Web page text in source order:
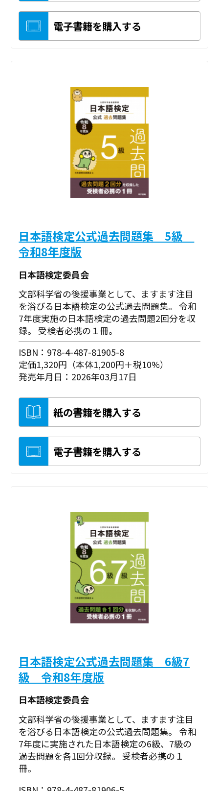
電子書籍を購入する
日本語検定公式過去問題集 5級
令和8年度版
日本語検定委員会
文部科学省の後援事業として、ますます注目
を浴びる日本語検定の公式過去問題集。 令和
7年度実施の日本語検定の過去問題2回分を収
録。 受検者必携の１冊。
ISBN：978-4-487-81905-8
定価1,320円（本体1,200円＋税10%）
発売年月日：2026年03月17日
紙の書籍を購入する
電子書籍を購入する
日本語検定公式過去問題集 6級7
級 令和8年度版
日本語検定委員会
文部科学省の後援事業として、ますます注目
を浴びる日本語検定の公式過去問題集。 令和
7年度に実施された日本語検定の6級、7級の
過去問題を各1回分収録。 受検者必携の１
冊。